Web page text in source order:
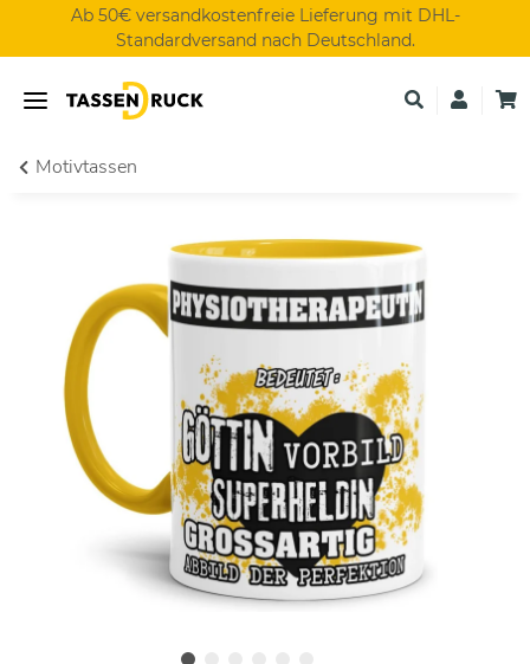
Ab 50€ versandkostenfreie Lieferung mit DHL-
Standardversand nach Deutschland.
Motivtassen